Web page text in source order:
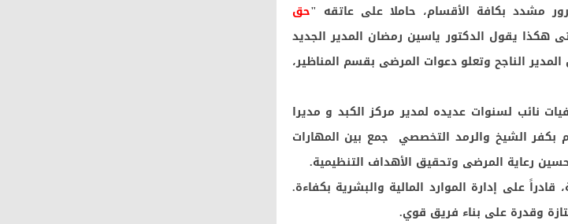
مشدد بكافة الأقسام، حاملا على عاتقه "حق
هكذا يقول الدكتور ياسين رمضان المدير الجديد
الناجح وتعلو دعوات المرضى بقسم المناظير،
نائب لسنوات عديده لمدير مركز الكبد و مديرا
الشيخ والرمد التخصصي جمع بين المهارات
رعاية المرضى وتحقيق الأهداف التنظيمية.
على إدارة الموارد المالية والبشرية بكفاءة.
وقدرة على بناء فريق قوي.